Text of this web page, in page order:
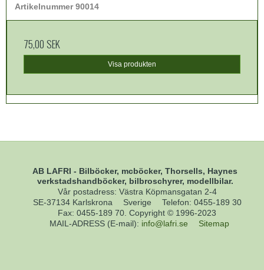
Artikelnummer 90014
75,00 SEK
Visa produkten
AB LAFRI - Bilböcker, mcböcker, Thorsells, Haynes
verkstadshandböcker, bilbroschyrer, modellbilar.
Vår postadress: Västra Köpmansgatan 2-4
SE-37134 Karlskrona
Sverige Telefon: 0455-189 30
Fax: 0455-189 70. Copyright © 1996-2023
MAIL-ADRESS (E-mail): info@lafri.se Sitemap